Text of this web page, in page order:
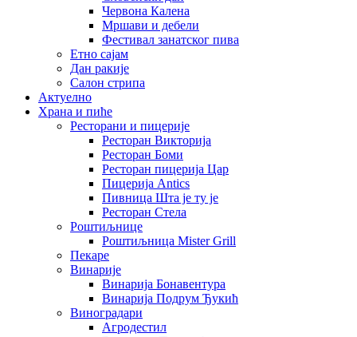
Червона Калена
Мршави и дебели
Фестивал занатског пива
Етно сајам
Дан ракије
Салон стрипа
Актуелно
Храна и пиће
Ресторани и пицерије
Ресторан Викторија
Ресторан Боми
Ресторан пицерија Цар
Пицерија Аntics
Пивница Шта је ту је
Ресторан Стела
Роштиљнице
Роштиљница Mister Grill
Пекаре
Винарије
Винарија Бонавентура
Винарија Подрум Ђукић
Виноградари
Агродестил